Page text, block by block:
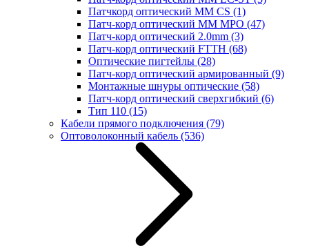
Патчкорд оптический MM CS (1)
Патч-корд оптический MM MPO (47)
Патч-корд оптический 2.0mm (3)
Патч-корд оптический FTTH (68)
Оптические пигтейлы (28)
Патч-корд оптический армированный (9)
Монтажные шнуры оптические (58)
Патч-корд оптический сверхгибкий (6)
Тип 110 (15)
Кабели прямого подключения (79)
Оптоволоконный кабель (536)